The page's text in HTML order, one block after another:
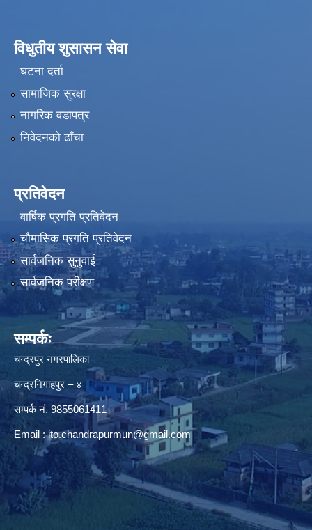
विधुतीय शुसासन सेवा
घटना दर्ता
सामाजिक सुरक्षा
नागरिक वडापत्र
निवेदनको ढाँचा
प्रतिवेदन
वार्षिक प्रगति प्रतिवेदन
चौमासिक प्रगति प्रतिवेदन
सार्वजनिक सुनुवाई
सार्वजनिक परीक्षण
सम्पर्कः
चन्द्रपुर नगरपालिका
चन्द्रनिगाहपुर – ४
सम्पर्क नं. 9855061411
Email :ito.chandrapurmun@gmail.com